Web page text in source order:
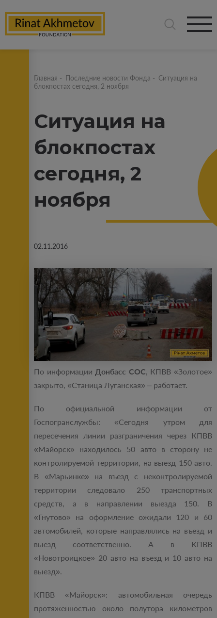
Главная - Последние новости Фонда - Ситуация на
блокпостах сегодня, 2 ноября
Ситуация на
блокпостах
сегодня, 2
ноября
02.11.2016
По информации Донбасс СОС, КПВВ «Золотое»
закрыто, «Станица Луганская» – работает.
По официальной информации от
Госпогранслужбы: «Сегодня утром для
пересечения линии разграничения через КПВВ
«Майорск» находилось 50 авто в сторону не
контролируемой территории, на выезд 150 авто.
В «Марьинке» на въезд с неконтролируемой
территории следовало 250 транспортных
средств, а в направлении выезда 150. В
«Гнутово» на оформление ожидали 120 и 60
автомобилей, которые направлялись на въезд и
выезд соответственно. А в КПВВ
«Новотроицкое» 20 авто на въезд и 10 авто на
выезд».
КПВВ «Майорск»: автомобильная очередь
протяженностью около полутора километров